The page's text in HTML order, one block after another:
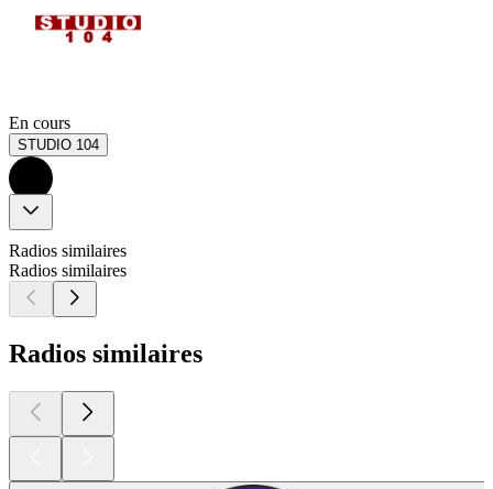
En cours
STUDIO 104
Radios similaires
Radios similaires
Radios similaires